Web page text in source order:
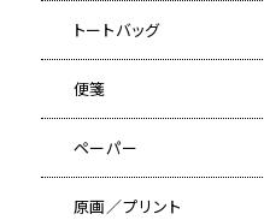
トートバッグ
便箋
ペーパー
原画／プリント